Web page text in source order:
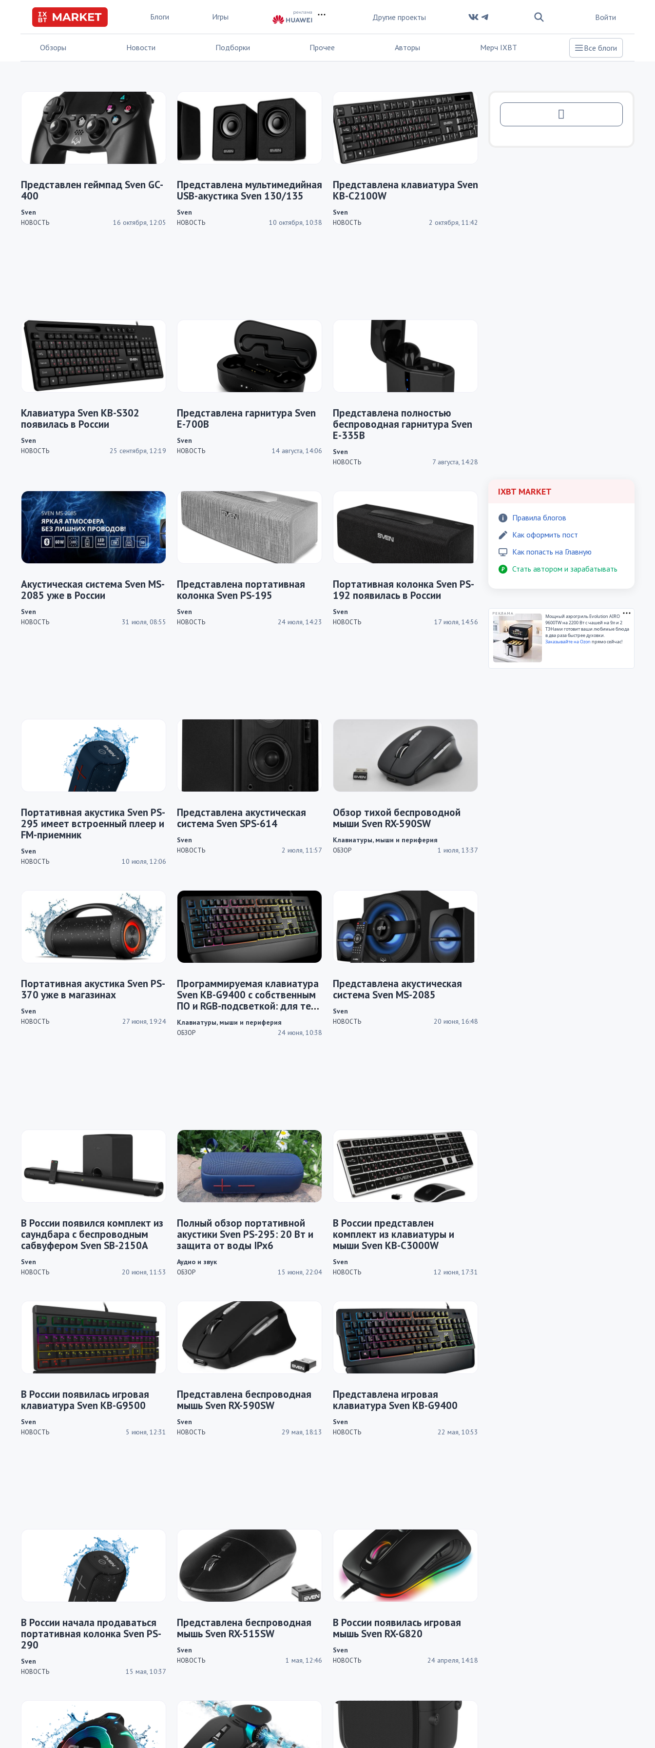
Блоги Игры Другие проекты Войти
Обзоры Новости Подборки Прочее Авторы Мерч IXBT Все блоги
Представлен геймпад Sven GC-
400
НОВОСТЬ 16 октября, 12:05
Sven
Представлена мультимедийная
USB-акустика Sven 130/135
НОВОСТЬ 10 октября, 10:38
Sven
Представлена клавиатура Sven
KB-C2100W
НОВОСТЬ 2 октября, 11:42
Sven
Клавиатура Sven KB-S302
появилась в России
НОВОСТЬ 25 сентября, 12:19
Sven
Представлена гарнитура Sven
E-700B
НОВОСТЬ 14 августа, 14:06
Sven
Представлена полностью
беспроводная гарнитура Sven
E-335B
НОВОСТЬ 7 августа, 14:28
Sven
Акустическая система Sven MS-
2085 уже в России
НОВОСТЬ 31 июля, 08:55
Sven
Представлена портативная
колонка Sven PS-195
НОВОСТЬ 24 июля, 14:23
Sven
Портативная колонка Sven PS-
192 появилась в России
НОВОСТЬ 17 июля, 14:56
Sven
Портативная акустика Sven PS-
295 имеет встроенный плеер и
FM-приемник
НОВОСТЬ 10 июля, 12:06
Sven
Представлена акустическая
система Sven SPS-614
НОВОСТЬ 2 июля, 11:57
Sven
Обзор тихой беспроводной
мыши Sven RX-590SW
ОБЗОР 1 июля, 13:37
Клавиатуры, мыши и периферия
Портативная акустика Sven PS-
370 уже в магазинах
НОВОСТЬ 27 июня, 19:24
Sven
Программируемая клавиатура
Sven KB-G9400 с собственным
ПО и RGB-подсветкой: для тех,
кто устал от клацанья
механики
ОБЗОР 24 июня, 10:38
Клавиатуры, мыши и периферия
Представлена акустическая
система Sven MS-2085
НОВОСТЬ 20 июня, 16:48
Sven
В России появился комплект из
саундбара с беспроводным
сабвуфером Sven SB-2150A
НОВОСТЬ 20 июня, 11:53
Sven
Полный обзор портативной
акустики Sven PS-295: 20 Вт и
защита от воды IPx6
ОБЗОР 15 июня, 22:04
Аудио и звук
В России представлен
комплект из клавиатуры и
мыши Sven KB-C3000W
НОВОСТЬ 12 июня, 17:31
Sven
В России появилась игровая
клавиатура Sven KB-G9500
НОВОСТЬ 5 июня, 12:31
Sven
Представлена беспроводная
мышь Sven RX-590SW
НОВОСТЬ 29 мая, 18:13
Sven
Представлена игровая
клавиатура Sven KB-G9400
НОВОСТЬ 22 мая, 10:53
Sven
В России начала продаваться
портативная колонка Sven PS-
290
НОВОСТЬ 15 мая, 10:37
Sven
Представлена беспроводная
мышь Sven RX-515SW
НОВОСТЬ 1 мая, 12:46
Sven
В России появилась игровая
мышь Sven RX-G820
НОВОСТЬ 24 апреля, 14:18
Sven
IXBT MARKET
Правила блогов
Как оформить пост
Как попасть на Главную
Стать автором и зарабатывать
Мощный аэрогриль Evolution AIRO
9600TW на 2200 Вт с чашей на 9л и 2
ТЭНами готовит ваши любимые блюда
в два раза быстрее духовки.
Заказывайте на Ozon прямо сейчас!
РЕКЛАМА